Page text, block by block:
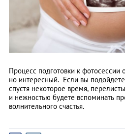
Процесс подготовки к фотосессии
но интересный. Если вы
спустя некоторое время,
и нежностью будете вспоминать
волнительного счастья.